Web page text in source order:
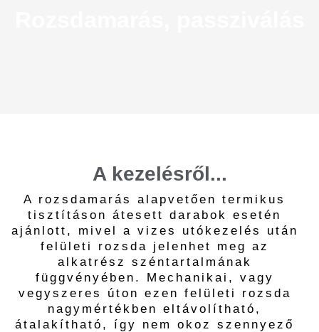
A kezelésről...
A rozsdamarás alapvetően termikus
tisztításon átesett darabok esetén
ajánlott, mivel a vizes utókezelés után
felületi rozsda jelenhet meg az
alkatrész széntartalmának
függvényében. Mechanikai, vagy
vegyszeres úton ezen felületi rozsda
nagymértékben eltávolítható,
átalakítható, így nem okoz szennyező